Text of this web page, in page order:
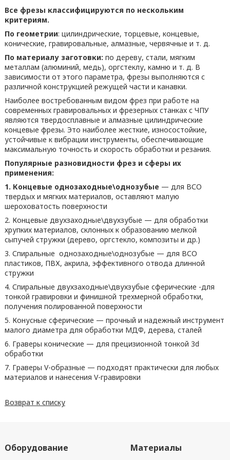
Все фрезы классифицируются по нескольким
критериям.
По геометрии: цилиндрические, торцевые, концевые,
конические, гравировальные, алмазные, червячные и т. д.
По материалу заготовки: по дереву, стали, мягким
металлам (алюминий, медь), оргстеклу, камню и т. д. В
зависимости от этого параметра, фрезы выполняются с
различной конструкцией режущей части и канавки.
Наиболее востребованным видом фрез при работе на
современных гравировальных и фрезерных станках с ЧПУ
являются твердосплавные и алмазные цилиндрические
концевые фрезы. Это наиболее жесткие, износостойкие,
устойчивые к вибрации инструменты, обеспечивающие
максимальную точность и скорость обработки и резания.
Популярные разновидности фрез и сферы их
применения:
1. Концевые однозаходные\однозубые — для ВСО
твердых и мягких материалов, оставляют малую
шероховатость поверхности
2. Концевые двухзаходные\двухзубые — для обработки
хрупких материалов, склонных к образованию мелкой
сыпучей стружки (дерево, оргстекло, композиты и др.)
3. Спиральные однозаходные\однозубые — для ВСО
пластиков, ПВХ, акрила, эффективного отвода длинной
стружки
4. Спиральные двухзаходные\двухзубые сферические -для
тонкой гравировки и финишной трехмерной обработки,
получения полированной поверхности
5. Конусные сферические — прочный и надежный инструмент
малого диаметра для обработки МДФ, дерева, сталей
6. Граверы конические — для прецизионной тонкой 3d
обработки
7. Граверы V-образные — подходят практически для любых
материалов и нанесения V-гравировки
Возврат к списку
Оборудование Материалы